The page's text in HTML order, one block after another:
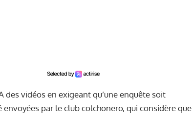
vidéos en exigeant qu’une enquête soit
par le club colchonero, qui considère que